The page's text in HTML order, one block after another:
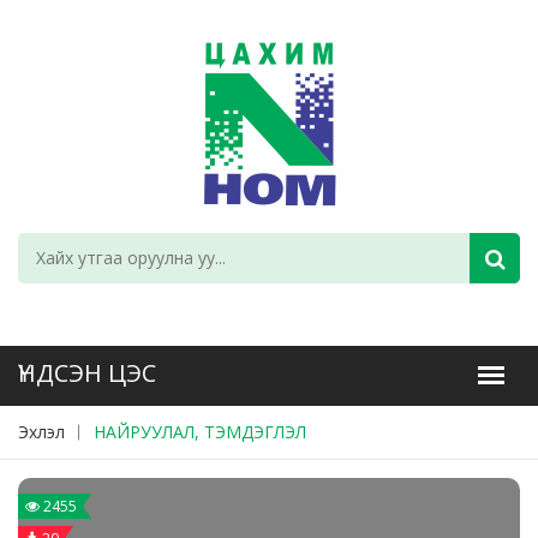
Эхлэл НАЙРУУЛАЛ, ТЭМДЭГЛЭЛ
2455